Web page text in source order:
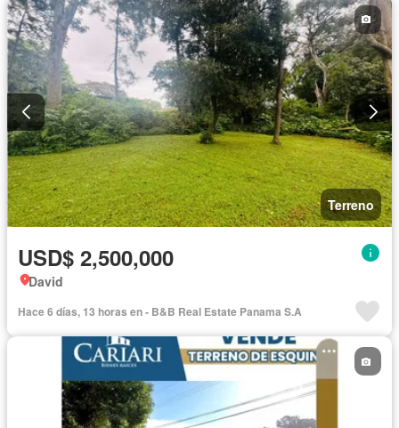
Terreno
USD$ 2,500,000
David
Hace 6 días, 13 horas en - B&B Real Estate Panama S.A